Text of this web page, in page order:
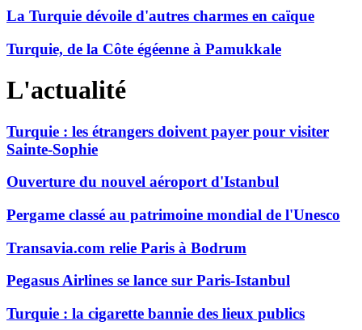
La Turquie dévoile d'autres charmes en caïque
Turquie, de la Côte égéenne à Pamukkale
L'actualité
Turquie : les étrangers doivent payer pour visiter
Sainte-Sophie
Ouverture du nouvel aéroport d'Istanbul
Pergame classé au patrimoine mondial de l'Unesco
Transavia.com relie Paris à Bodrum
Pegasus Airlines se lance sur Paris-Istanbul
Turquie : la cigarette bannie des lieux publics